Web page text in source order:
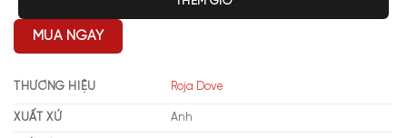
MUA NGAY
THƯƠNG HIỆU Roja Dove
XUẤT XỨ Anh